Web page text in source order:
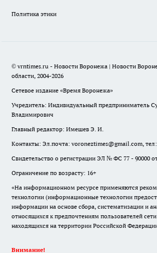
Политика этики
© vrntimes.ru - Новости Воронежа | Новости
области, 2004-2026
Сетевое издание «Время Воронежа»
Учредитель: Индивидуальный предприниматель
Владимирович
Главный редактор: Имешев Э. И.
Контакты: Эл.почта: voroneztimes@gmail.com, тел:
Свидетельство о регистрации ЭЛ № ФС 77 - 90000
Ограничение по возрасту: 16+
«На информационном ресурсе применяются
технологии (информационные технологии
информации на основе сбора, систематизации и
относящихся к предпочтениям пользователей
находящихся на территории Российской
Внимание!